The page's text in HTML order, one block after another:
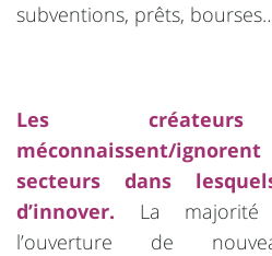
subventions, prêts,
Les créateurs
méconnaissent/
secteurs dans
d’innover. La majorité
l’ouverture de